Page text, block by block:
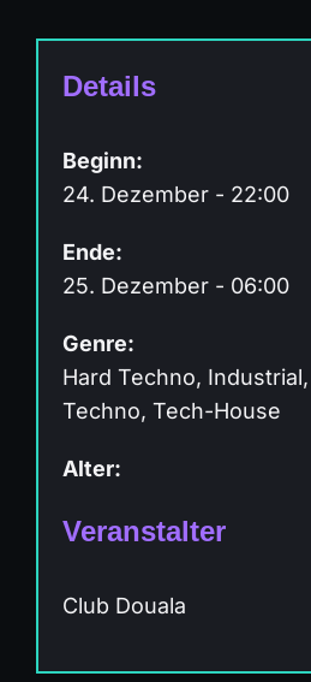
Details
Beginn:
24. Dezember - 22:00
Ende:
25. Dezember - 06:00
Genre:
Hard Techno,
Techno, Tech-House
Alter:
Veranstalter
Club Douala